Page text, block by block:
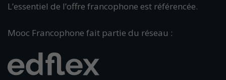
L’essentiel de l’offre francophone est référencée.
Mooc Francophone fait partie du réseau :